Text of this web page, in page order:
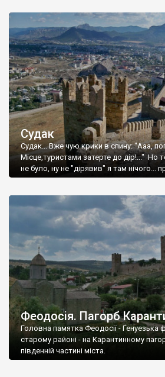
Судак
Судак... Вже чую крики в спину: "Ааа,
Місце,туристами затерте до дір!..."
не було, ну не "дірявив" я там нічого...
Феодосія. Пагорб
Головна памятка Феодосії - Генуезька
старому районі - на Карантинному
південній частині міста.